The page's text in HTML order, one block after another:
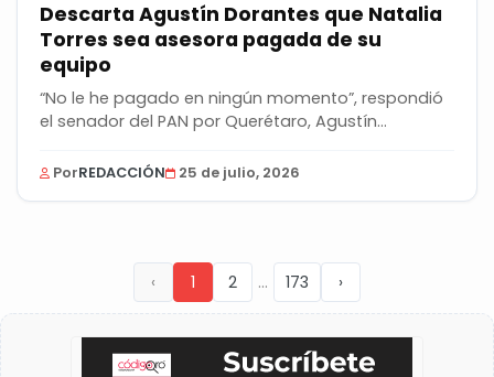
Descarta Agustín Dorantes que Natalia
Torres sea asesora pagada de su
equipo
“No le he pagado en ningún momento”, respondió
el senador del PAN por Querétaro, Agustín
PorREDACCIÓN 25 de julio, 2026
‹ 1 2 ... 173 ›